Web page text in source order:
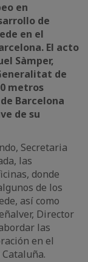
en
de
en el
El acto
Sàmper,
de
metros
Barcelona
de su
Secretaria
las
donde
de los
así como
Director
las
en el